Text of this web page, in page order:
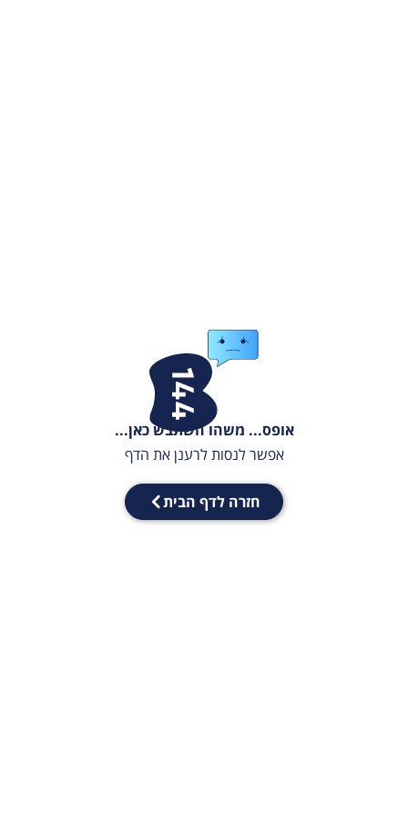
אופס... משהו השתבש כאן...
אפשר לנסות לרענן את הדף
חזרה לדף הבית